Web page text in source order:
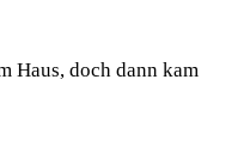
Haus, doch dann kam